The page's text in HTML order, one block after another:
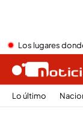
Los lugares
Lo último